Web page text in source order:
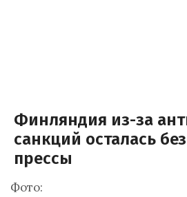
Финляндия из-за
санкций осталась
прессы
Фото: